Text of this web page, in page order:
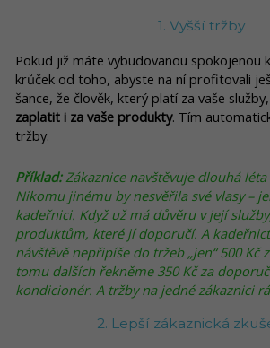
1. Vyšší tržby
Pokud již máte vybudovanou spokojenou
krůček od toho, abyste na ní profitovali
šance, že člověk, který platí za vaše služby,
zaplatit i za vaše produkty. Tím
tržby.
Příklad:Zákaznice navštěvuje dlouhá
Nikomu jinému by nesvěřila své vlasy –
kadeřnici. Když už má důvěru v její
produktům, které jí doporučí. A
návštěvě nepřipíše do tržeb „jen“ 500 Kč
tomu dalších řekněme 350 Kč za
kondicionér. A tržby na jedné zákaznici
2. Lepší zákaznická